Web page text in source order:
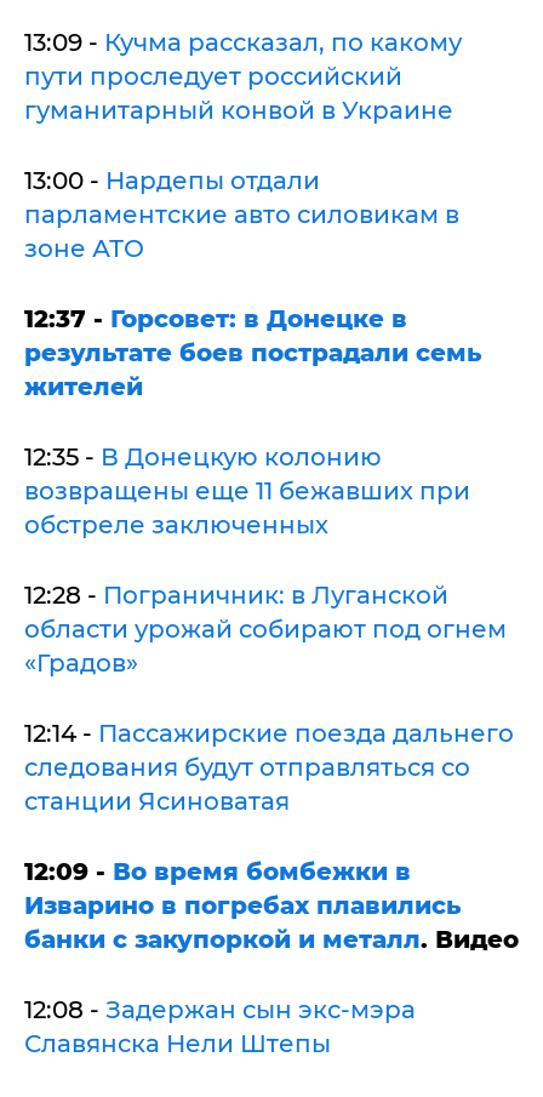
13:09 - Кучма рассказал, по какому
пути проследует российский
гуманитарный конвой в Украине
13:00 - Нардепы отдали
парламентские авто силовикам в
зоне АТО
12:37 - Горсовет: в Донецке в
результате боев пострадали семь
жителей
12:35 - В Донецкую колонию
возвращены еще 11 бежавших при
обстреле заключенных
12:28 - Пограничник: в Луганской
области урожай собирают под огнем
«Градов»
12:14 - Пассажирские поезда дальнего
следования будут отправляться со
станции Ясиноватая
12:09 - Во время бомбежки в
Изварино в погребах плавились
банки с закупоркой и металл. Видео
12:08 - Задержан сын экс-мэра
Славянска Нели Штепы